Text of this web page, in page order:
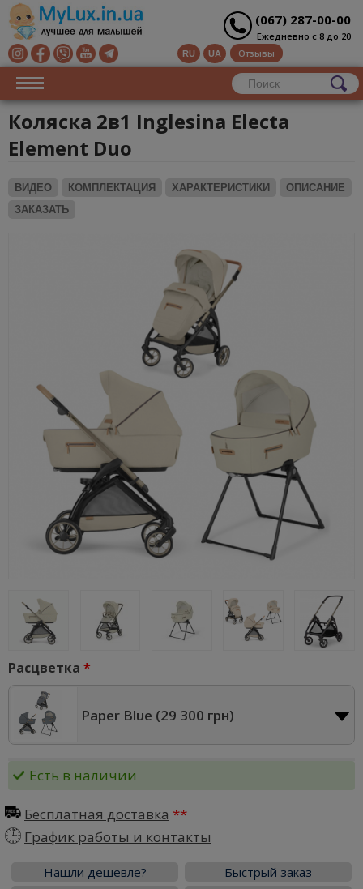
(067) 287-00-00
Ежедневно с 8 до 20
RU UA Отзывы
Коляска 2в1 Inglesina Electa
Element Duo
ВИДЕО КОМПЛЕКТАЦИЯ ХАРАКТЕРИСТИКИ
ОПИСАНИЕ
ЗАКАЗАТЬ
Расцветка
Paper Blue (29 300 грн)
Есть в наличии
Бесплатная доставка
График работы и контакты
Нашли дешевле?
Быстрый заказ